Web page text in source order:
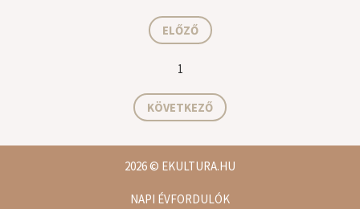
ELŐZŐ
1
KÖVETKEZŐ
2026© EKULTURA.HU
NAPI ÉVFORDULÓK